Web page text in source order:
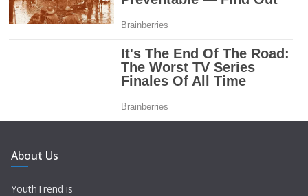
About Us
YouthTrend is